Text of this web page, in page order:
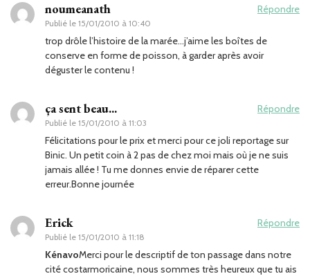
noumeanath
Publié le 15/01/2010 à 10:40
Répondre
trop drôle l’histoire de la marée…j’aime les boîtes de
conserve en forme de poisson, à garder après avoir
déguster le contenu !
ça sent beau...
Publié le 15/01/2010 à 11:03
Répondre
Félicitations pour le prix et merci pour ce joli reportage sur
Binic. Un petit coin à 2 pas de chez moi mais où je ne suis
jamais allée ! Tu me donnes envie de réparer cette
erreur.Bonne journée
Erick
Publié le 15/01/2010 à 11:18
Répondre
KénavoMerci pour le descriptif de ton passage dans notre
cité costarmoricaine, nous sommes très heureux que tu ais